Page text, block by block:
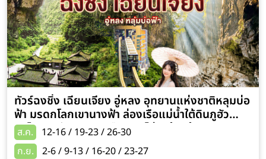
ทัวร์ฉงชิ่ง เฉียนเจียง อู่หลง อุทยานแห่งชาติหลุมบ่อ
ฟ้า มรดกโลกเขานางฟ้า ล่องเรือแม่น้ำใต้ดินภูฮัว
รถไฟทะลุตึก 5 วัน 4 คืน ทัวร์ไม่ลงร้านช้อป (บินตรง
เชียงใหม่)
ส.ค.
12-16 / 19-23 / 26-30
ก.ย.
2-6 / 9-13 / 16-20 / 23-27